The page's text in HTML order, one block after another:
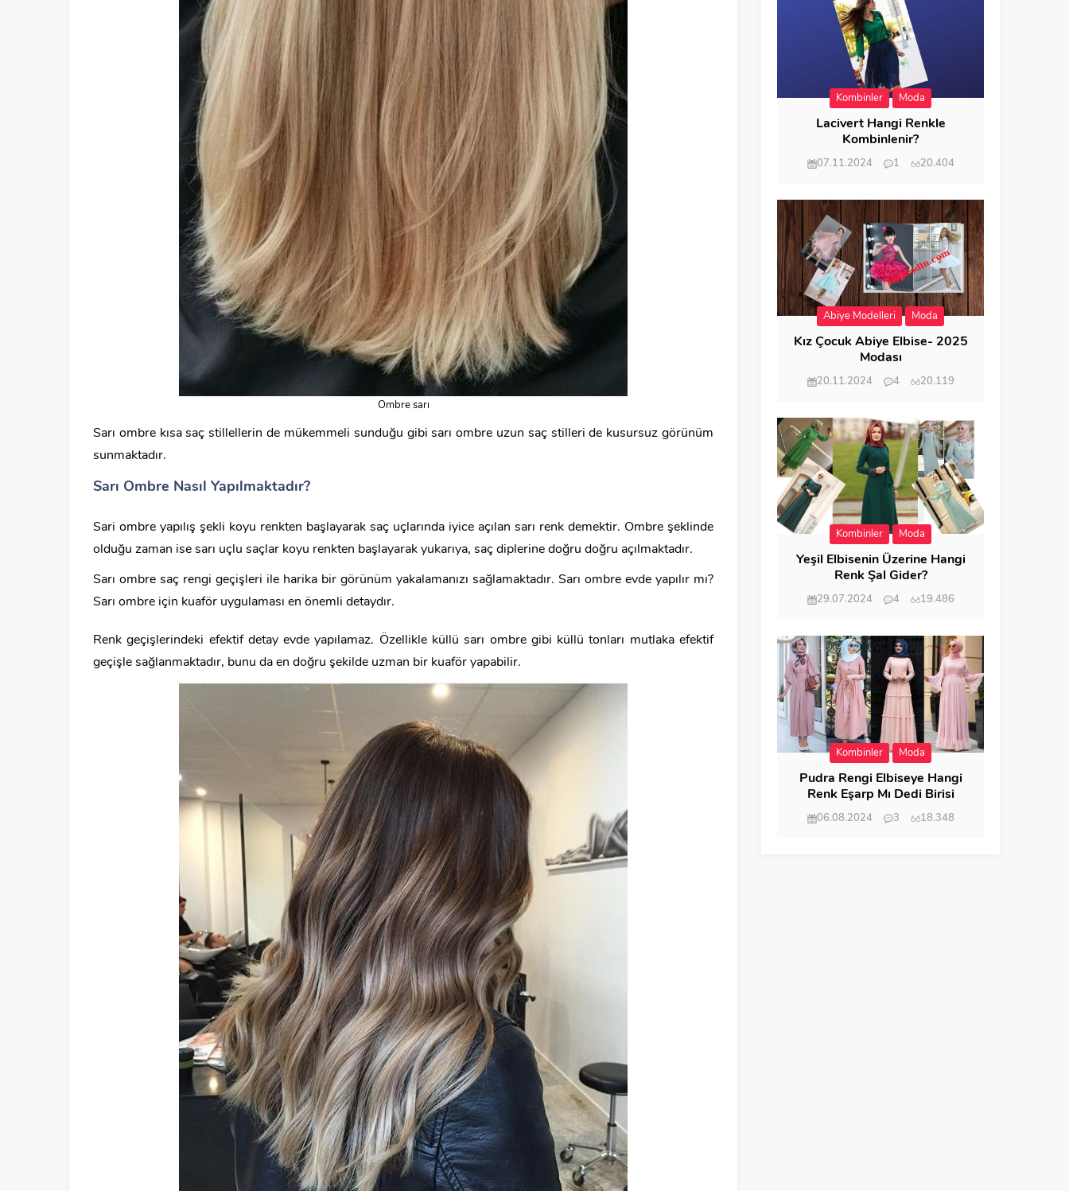
Ombre sarı
Sarı ombre kısa saç stillellerin de mükemmeli sunduğu gibi sarı ombre uzun saç stilleri de kusursuz görünüm
sunmaktadır.
Sarı Ombre Nasıl Yapılmaktadır?
Sari ombre yapılış şekli koyu renkten başlayarak saç uçlarında iyice açılan sarı renk demektir. Ombre şeklinde
olduğu zaman ise sarı uçlu saçlar koyu renkten başlayarak yukarıya, saç diplerine doğru doğru açılmaktadır.
Sarı ombre saç rengi geçişleri ile harika bir görünüm yakalamanızı sağlamaktadır. Sarı ombre evde yapılır mı?
Sarı ombre için kuaför uygulaması en önemli detaydır.
Renk geçişlerindeki efektif detay evde yapılamaz. Özellikle küllü sarı ombre gibi küllü tonları mutlaka efektif
geçişle sağlanmaktadır, bunu da en doğru şekilde uzman bir kuaför yapabilir.
Kombinler Moda
Lacivert Hangi Renkle
Kombinlenir?
07.11.2024 1 20.404
Abiye Modelleri Moda
Kız Çocuk Abiye Elbise- 2025
Modası
20.11.2024 4 20.119
Kombinler Moda
Yeşil Elbisenin Üzerine Hangi
Renk Şal Gider?
29.07.2024 4 19.486
Kombinler Moda
Pudra Rengi Elbiseye Hangi
Renk Eşarp Mı Dedi Birisi
06.08.2024 3 18.348